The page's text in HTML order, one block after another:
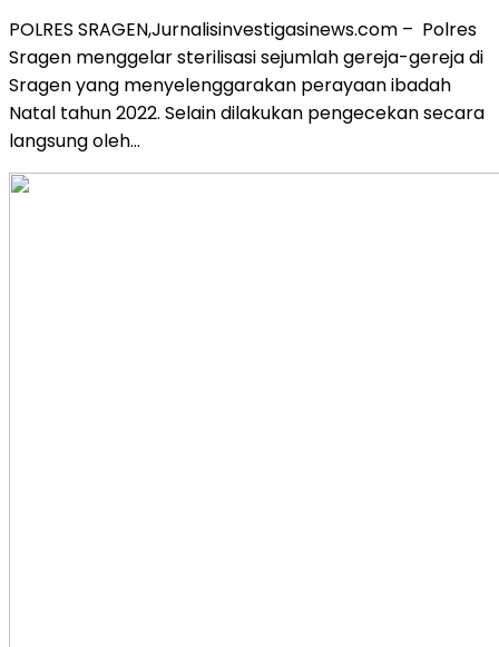
POLRES SRAGEN,Jurnalisinvestigasinews.com – Polres
Sragen menggelar sterilisasi sejumlah gereja-gereja di
Sragen yang menyelenggarakan perayaan ibadah
Natal tahun 2022. Selain dilakukan pengecekan secara
langsung oleh…